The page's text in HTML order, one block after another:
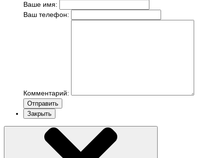
Ваше имя:
Ваш телефон:
Комментарий:
Отправить
Закрыть